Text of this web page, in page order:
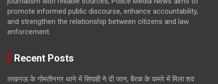
promote informed public discourse, enhance accountability,
and strengthen the relationship between citizens and law
enforcement.
Recent Posts
लखनऊ के गोमतीनगर थाने में सिपाही ने दी जान, बैरक के कमरे में मिला शव